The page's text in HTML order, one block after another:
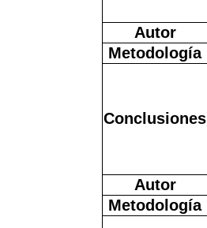
Autor
Metodología
Conclusiones
Autor
Metodología